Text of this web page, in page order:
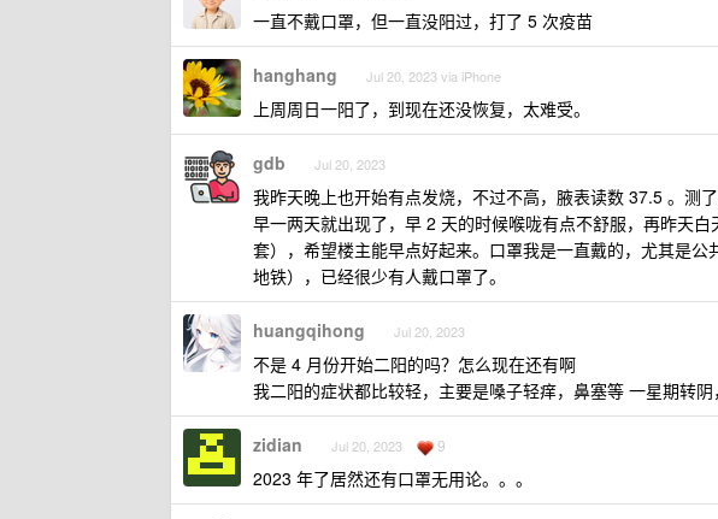
一直不戴口罩，但一直没阳过，打了 5 次疫苗
hanghang Jul 20, 2023 via iPhone
上周周日一阳了，到现在还没恢复，太难受。
gdb Jul 20, 2023
我昨天晚上也开始有点发烧，不过不高，腋表读数 37.5 。测
早一两天就出现了，早 2 天的时候喉咙有点不舒服，再昨天
套），希望楼主能早点好起来。口罩我是一直戴的，尤其是
地铁），已经很少有人戴口罩了。
huangqihong Jul 20, 2023
不是 4 月份开始二阳的吗？怎么现在还有啊
我二阳的症状都比较轻，主要是嗓子轻痒，鼻塞等 一星期转阴
zidian Jul 20, 2023 9
2023 年了居然还有口罩无用论。。。